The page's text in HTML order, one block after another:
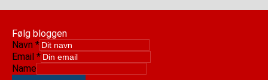
Følg bloggen
Navn *
Email *
Name